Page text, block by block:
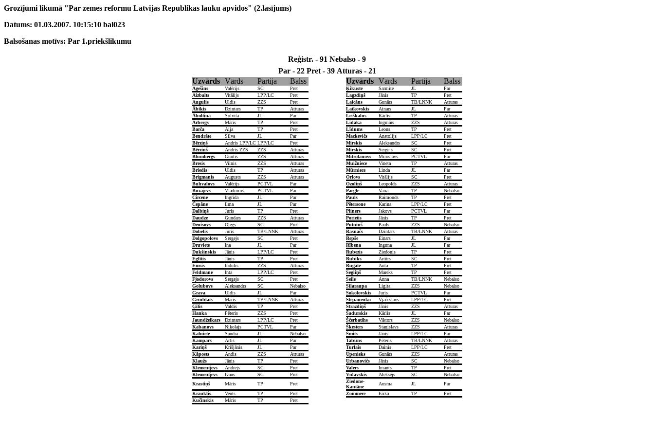
Grozījumi likumā "Par zemes reformu Latvijas Republikas lauku apvidos" (2.lasījums)
Datums: 01.03.2007. 10:15:10 bal023
Balsošanas motīvs: Par 1.priekšlikumu
Reģistr. - 91 Nebalso - 9
Par - 22 Pret - 39 Atturas - 21
Uzvārds
Vārds Partija Balss Uzvārds Vārds Partija Balss
Agešins Valērijs SC Pret Ķikuste Sarmīte JL
Par
Aizbalts
Vitālijs LPP/LC Pret Lagzdiņš Jānis TP
Pret
Augulis
Uldis ZZS Pret Laicāns Gunārs TB/LNNK
Atturas
Ābiķis
Dzintars TP Atturas Latkovskis Ainars JL
Par
Āboltiņa
Solvita JL Par Leiškalns Kārlis TP
Atturas
Ārbergs
Māris TP Pret Līdaka Ingmārs ZZS
Atturas
Barča
Aija TP Pret Līdums Leons TP
Pret
Bendrāte
Silva JL Par Mackevičs Anatolijs LPP/LC
Pret
Bērziņš
Andris LPP/LC LPP/LC Pret Mirskis Aleksandrs SC
Pret
Bērziņš
Andris ZZS ZZS Atturas Mirskis Sergejs SC
Pret
Blumbergs
Guntis ZZS Atturas Mitrofanovs Miroslavs PCTVL
Par
Bresis
Vilnis ZZS Atturas Muižniece Vineta TP
Atturas
Briedis
Uldis TP Atturas Mūrniece Linda JL
Par
Brigmanis
Augusts ZZS Atturas Orlovs Vitālijs SC
Pret
Buhvalovs
Valērijs PCTVL Par Ozoliņš Leopolds ZZS
Atturas
Buzajevs
Vladimirs PCTVL Par Paegle Vaira TP
Nebalso
Circene
Ingrīda JL Par Pauls Raimonds TP
Pret
Čepāne
Ilma JL Par Pētersone Karina LPP/LC
Pret
Dalbiņš
Juris TP Pret Pliners Jakovs PCTVL
Par
Daudze
Gundars ZZS Atturas Porietis Jānis TP
Pret
Deņisovs
Oļegs SC Pret Putniņš Pauls ZZS
Nebalso
Dobelis
Juris TB/LNNK Atturas Rasnačs Dzintars TB/LNNK
Atturas
Dolgopolovs
Sergejs SC Pret Repše Einars JL
Par
Druviete
Ina JL Par Rībena Inguna JL
Par
Dukšinskis
Jānis LPP/LC Pret Rubezis Ziedonis TP
Pret
Eglītis
Jānis TP Pret Rubiks Artūrs SC
Pret
Emsis
Indulis ZZS Atturas Rugāte Anta TP
Pret
Feldmane
Inta LPP/LC Pret Segliņš Mareks TP
Pret
Fjodorovs
Sergejs SC Pret Seile Anna TB/LNNK
Nebalso
Golubovs
Aleksandrs SC Nebalso Silaraupa Ligita ZZS
Nebalso
Grava
Uldis JL Par Sokolovskis Juris PCTVL
Par
Grīnblats
Māris TB/LNNK Atturas Stepaņenko Vjačeslavs LPP/LC
Pret
Ģīlis
Valdis TP Pret Strazdiņš Jānis ZZS
Atturas
Hanka
Pēteris ZZS Pret Šadurskis Kārlis JL
Par
Jaundžeikars
Dzintars LPP/LC Pret Ščerbatihs Viktors ZZS
Nebalso
Kabanovs
Nikolajs PCTVL Par Šķesters Staņislavs ZZS
Atturas
Kalniete
Sandra JL Nebalso Šmits Jānis LPP/LC
Par
Kampars
Artis JL Par Tabūns Pēteris TB/LNNK
Atturas
Kariņš
Krišjānis JL Par Turlais Dainis LPP/LC
Pret
Kāposts
Andis ZZS Atturas Upenieks Gunārs ZZS
Atturas
Klaužs
Jānis TP Pret Urbanovičs Jānis SC
Nebalso
Klementjevs
Andrejs SC Pret Valers Imants TP
Pret
Klementjevs
Ivans SC Pret Vidavskis Aleksejs SC
Nebalso
Krastiņš
Māris TP Pret
Ziedone-
Kantāne
Ausma JL
Par
Krauklis
Vents TP Pret Zommere Ērika TP
Pret
Kučinskis
Māris TP Pret